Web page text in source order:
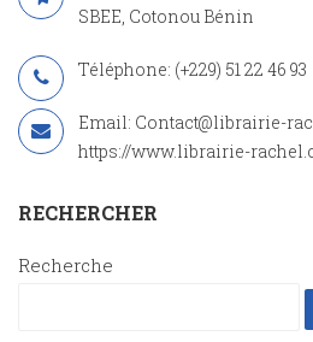
SBEE, Cotonou Bénin
Téléphone: (+229) 51 22 46 93
Email: Contact@librairie-
https://www.librairie-
RECHERCHER
Recherche